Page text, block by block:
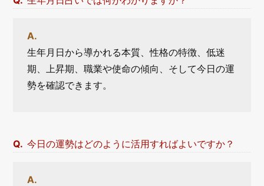
生年月日から導かれる本質、性格の特徴、低迷
期、上昇期、職業や使命の傾向、そして今日の運
勢を確認できます。
今日の運勢はどのように活用すればよいですか？